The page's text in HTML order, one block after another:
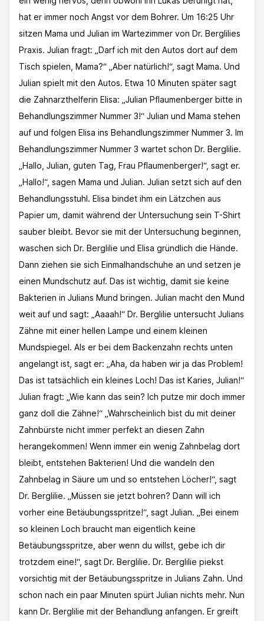
hat er immer noch Angst vor dem Bohrer. Um 16:25 Uhr
sitzen Mama und Julian im Wartezimmer von Dr. Berglilies
Praxis. Julian fragt: „Darf ich mit den Autos dort auf dem
Tisch spielen, Mama?“ „Aber natürlich!“, sagt Mama. Und
Julian spielt mit den Autos. Etwa 10 Minuten später sagt
die Zahnarzthelferin Elisa: „Julian Pflaumenberger bitte in
Behandlungszimmer Nummer 3!“ Julian und Mama stehen
auf und folgen Elisa ins Behandlungszimmer Nummer 3. Im
Behandlungszimmer Nummer 3 wartet schon Dr. Berglilie.
„Hallo, Julian, guten Tag, Frau Pflaumenberger!“, sagt er.
„Hallo!“, sagen Mama und Julian. Julian setzt sich auf den
Behandlungsstuhl. Elisa bindet ihm ein Lätzchen aus
Papier um, damit während der Untersuchung sein T-Shirt
sauber bleibt. Bevor sie mit der Untersuchung beginnen,
waschen sich Dr. Berglilie und Elisa gründlich die Hände.
Dann ziehen sie sich Einmalhandschuhe an und setzen je
einen Mundschutz auf. Das ist wichtig, damit sie keine
Bakterien in Julians Mund bringen. Julian macht den Mund
weit auf und sagt: „Aaaah!“ Dr. Berglilie untersucht Julians
Zähne mit einer hellen Lampe und einem kleinen
Mundspiegel. Als er bei dem Backenzahn rechts unten
angelangt ist, sagt er: „Aha, da haben wir ja das Problem!
Das ist tatsächlich ein kleines Loch! Das ist Karies, Julian!“
Julian fragt: „Wie kann das sein? Ich putze mir doch immer
ganz doll die Zähne!“ „Wahrscheinlich bist du mit deiner
Zahnbürste nicht immer perfekt an diesen Zahn
herangekommen! Wenn immer ein wenig Zahnbelag dort
bleibt, entstehen Bakterien! Und die wandeln den
Zahnbelag in Säure um und so entstehen Löcher!“, sagt
Dr. Berglilie. „Müssen sie jetzt bohren? Dann will ich
vorher eine Betäubungsspritze!“, sagt Julian. „Bei einem
so kleinen Loch braucht man eigentlich keine
Betäubungsspritze, aber wenn du willst, gebe ich dir
trotzdem eine!“, sagt Dr. Berglilie. Dr. Berglilie piekst
vorsichtig mit der Betäubungsspritze in Julians Zahn. Und
schon nach ein paar Minuten spürt Julian nichts mehr. Nun
kann Dr. Berglilie mit der Behandlung anfangen. Er greift